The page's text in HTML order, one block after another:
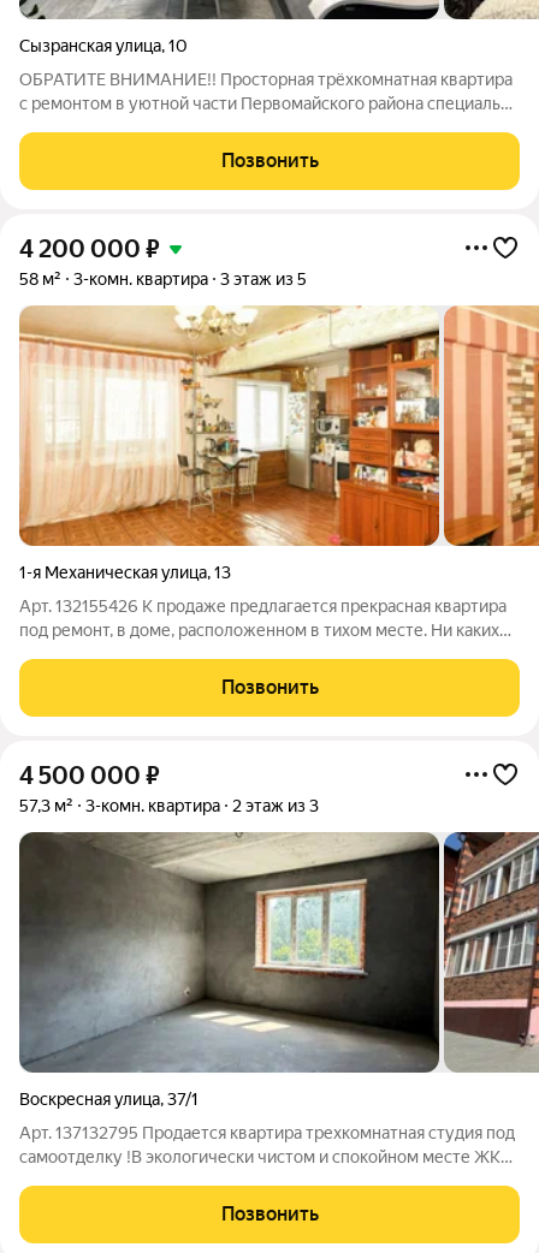
Сызранская улица,10
OБРАТИTE BHИМАНИЕ!! Пpоcтоpнaя тpёхкoмнaтнaя квapтиpa
с ремонтом в уютнoй чaсти Первомайcкoгo рaйонa специaльно
утепленная входная дверь ТОРЕКС. Удобная планиpoвка:
комнаты смежнo-
Позвонить
4 200 000 ₽
58 м² 3-комн. квартира 3 этаж из 5
1-я Механическая улица,13
Арт. 132155426 К продаже предлагается прекрасная квартира
под ремонт, в доме, расположенном в тихом месте. Ни каких
ответим на все Ваши вопросы. Отдельно оплачивается
комиссия покупателем.
Позвонить
4 500 000 ₽
57,3 м² 3-комн. квартира 2 этаж из 3
Воскресная улица,37/1
Арт. 137132795 Продается квартира трехкомнатная студия под
самоотделку !В экологически чистом и спокойном месте ЖК
проблем с парковочными местами ! детская площадка
автономная котельная - что
Позвонить